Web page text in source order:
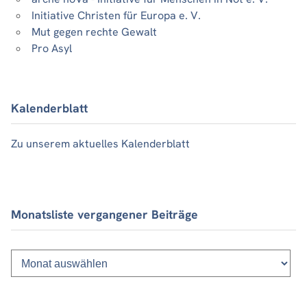
Initiative Christen für Europa e. V.
Mut gegen rechte Gewalt
Pro Asyl
Kalenderblatt
Zu unserem aktuelles Kalenderblatt
Monatsliste vergangener Beiträge
Monatsliste
vergangener
Beiträge